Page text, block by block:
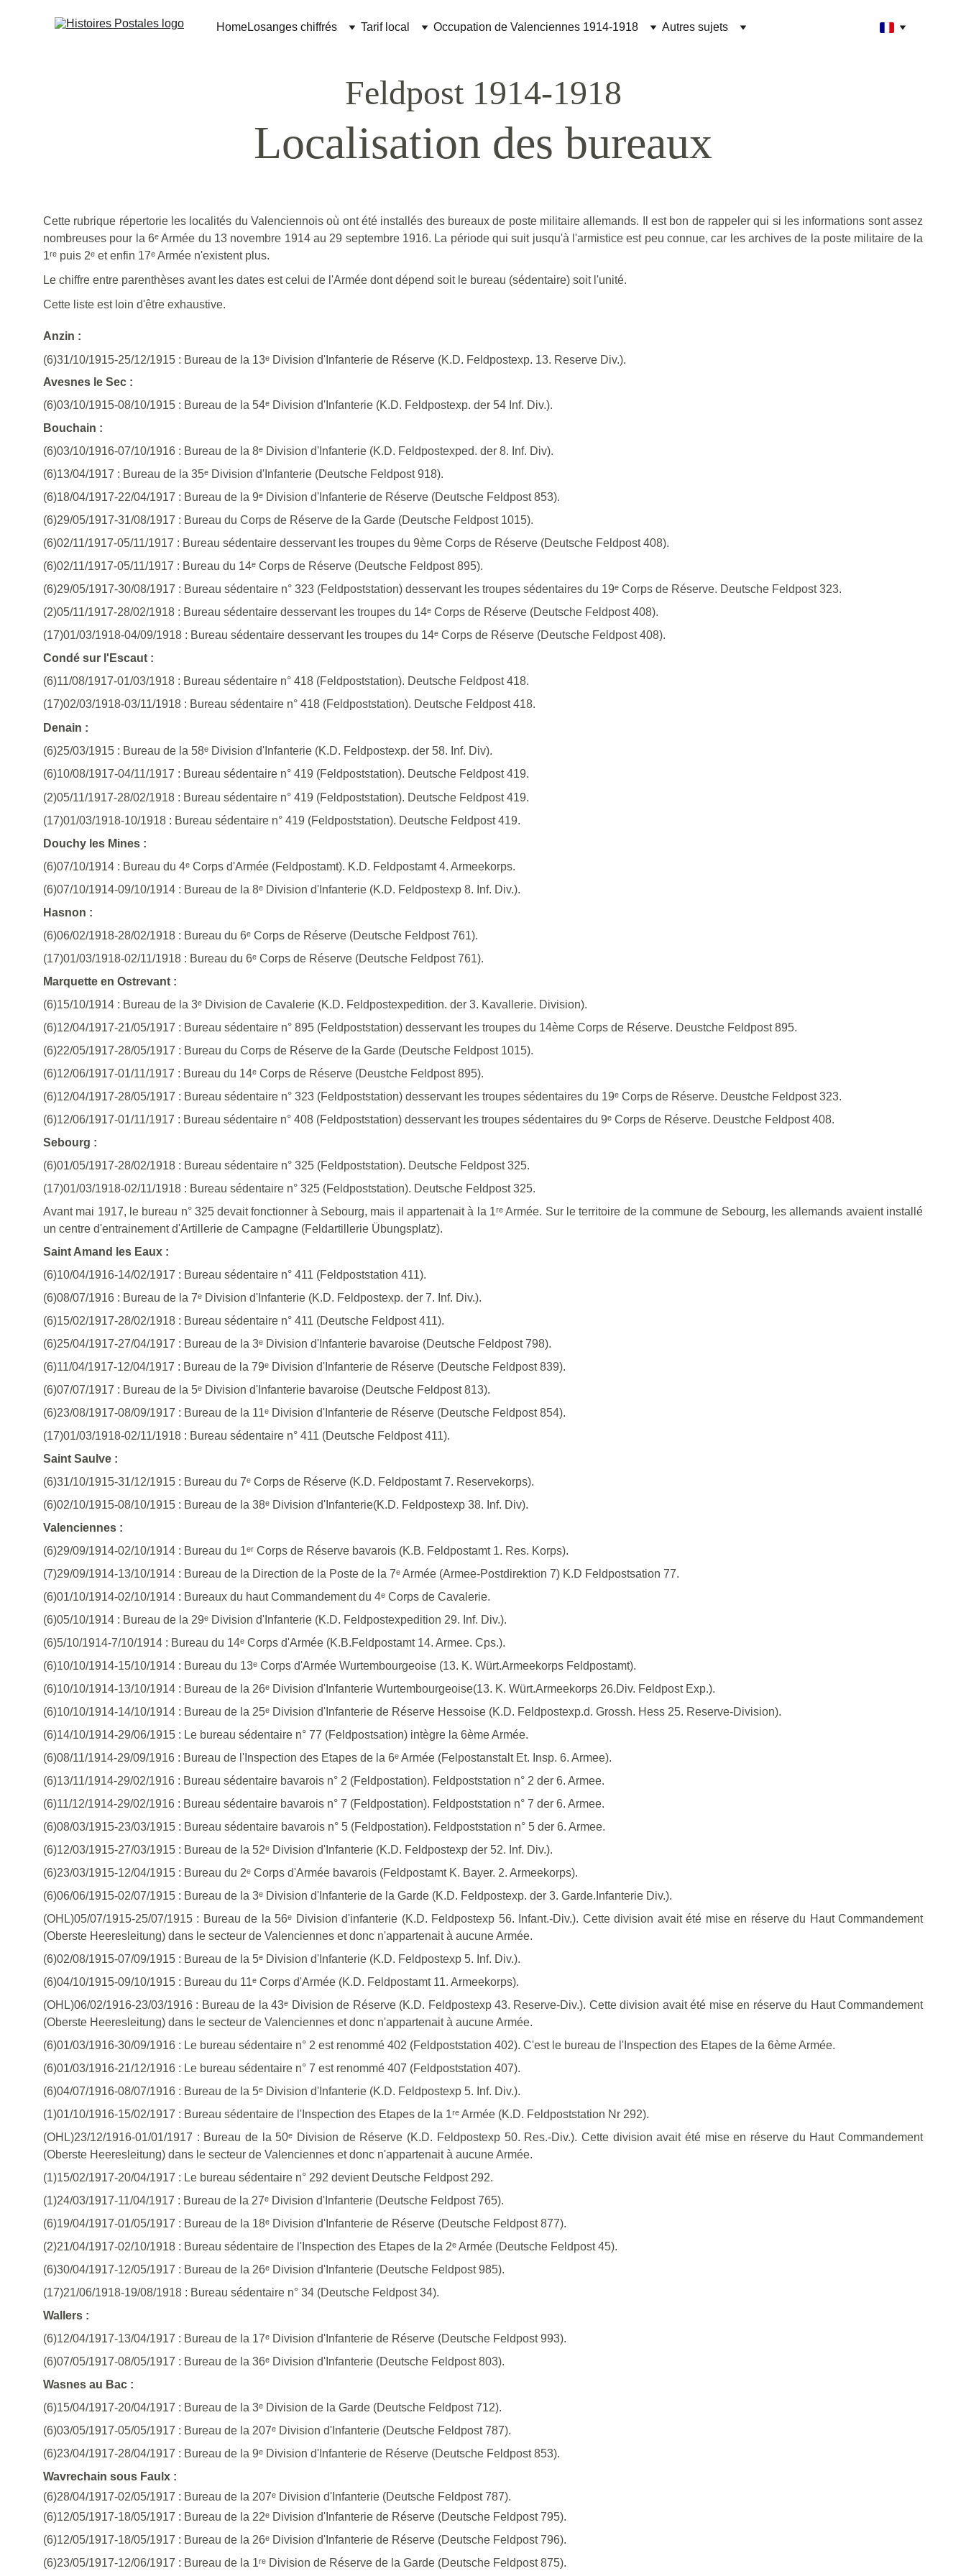
HomeLosanges chiffrés Tarif local Occupation de Valenciennes 1914-1918 Autres sujets
Feldpost 1914-1918
Localisation des bureaux
Cette rubrique répertorie les localités du Valenciennois où ont été installés des bureaux de poste militaire allemands. Il est bon de rappeler qui si les informations sont assez
nombreuses pour la 6ᵉ Armée du 13 novembre 1914 au 29 septembre 1916. La période qui suit jusqu'à l'armistice est peu connue, car les archives de la poste militaire de la
1ʳᵉ puis 2ᵉ et enfin 17ᵉ Armée n'existent plus.
Le chiffre entre parenthèses avant les dates est celui de l'Armée dont dépend soit le bureau (sédentaire) soit l'unité.
Cette liste est loin d'être exhaustive.
Anzin :
(6)31/10/1915-25/12/1915 : Bureau de la 13ᵉ Division d'Infanterie de Réserve (K.D. Feldpostexp. 13. Reserve Div.).
Avesnes le Sec :
(6)03/10/1915-08/10/1915 : Bureau de la 54ᵉ Division d'Infanterie (K.D. Feldpostexp. der 54 Inf. Div.).
Bouchain :
(6)03/10/1916-07/10/1916 : Bureau de la 8ᵉ Division d'Infanterie (K.D. Feldpostexped. der 8. Inf. Div).
(6)13/04/1917 : Bureau de la 35ᵉ Division d'Infanterie (Deutsche Feldpost 918).
(6)18/04/1917-22/04/1917 : Bureau de la 9ᵉ Division d'Infanterie de Réserve (Deutsche Feldpost 853).
(6)29/05/1917-31/08/1917 : Bureau du Corps de Réserve de la Garde (Deutsche Feldpost 1015).
(6)02/11/1917-05/11/1917 : Bureau sédentaire desservant les troupes du 9ème Corps de Réserve (Deutsche Feldpost 408).
(6)02/11/1917-05/11/1917 : Bureau du 14ᵉ Corps de Réserve (Deutsche Feldpost 895).
(6)29/05/1917-30/08/1917 : Bureau sédentaire n° 323 (Feldpoststation) desservant les troupes sédentaires du 19ᵉ Corps de Réserve. Deutsche Feldpost 323.
(2)05/11/1917-28/02/1918 : Bureau sédentaire desservant les troupes du 14ᵉ Corps de Réserve (Deutsche Feldpost 408).
(17)01/03/1918-04/09/1918 : Bureau sédentaire desservant les troupes du 14ᵉ Corps de Réserve (Deutsche Feldpost 408).
Condé sur l'Escaut :
(6)11/08/1917-01/03/1918 : Bureau sédentaire n° 418 (Feldpoststation). Deutsche Feldpost 418.
(17)02/03/1918-03/11/1918 : Bureau sédentaire n° 418 (Feldpoststation). Deutsche Feldpost 418.
Denain :
(6)25/03/1915 : Bureau de la 58ᵉ Division d'Infanterie (K.D. Feldpostexp. der 58. Inf. Div).
(6)10/08/1917-04/11/1917 : Bureau sédentaire n° 419 (Feldpoststation). Deutsche Feldpost 419.
(2)05/11/1917-28/02/1918 : Bureau sédentaire n° 419 (Feldpoststation). Deutsche Feldpost 419.
(17)01/03/1918-10/1918 : Bureau sédentaire n° 419 (Feldpoststation). Deutsche Feldpost 419.
Douchy les Mines :
(6)07/10/1914 : Bureau du 4ᵉ Corps d'Armée (Feldpostamt). K.D. Feldpostamt 4. Armeekorps.
(6)07/10/1914-09/10/1914 : Bureau de la 8ᵉ Division d'Infanterie (K.D. Feldpostexp 8. Inf. Div.).
Hasnon :
(6)06/02/1918-28/02/1918 : Bureau du 6ᵉ Corps de Réserve (Deutsche Feldpost 761).
(17)01/03/1918-02/11/1918 : Bureau du 6ᵉ Corps de Réserve (Deutsche Feldpost 761).
Marquette en Ostrevant :
(6)15/10/1914 : Bureau de la 3ᵉ Division de Cavalerie (K.D. Feldpostexpedition. der 3. Kavallerie. Division).
(6)12/04/1917-21/05/1917 : Bureau sédentaire n° 895 (Feldpoststation) desservant les troupes du 14ème Corps de Réserve. Deustche Feldpost 895.
(6)22/05/1917-28/05/1917 : Bureau du Corps de Réserve de la Garde (Deutsche Feldpost 1015).
(6)12/06/1917-01/11/1917 : Bureau du 14ᵉ Corps de Réserve (Deustche Feldpost 895).
(6)12/04/1917-28/05/1917 : Bureau sédentaire n° 323 (Feldpoststation) desservant les troupes sédentaires du 19ᵉ Corps de Réserve. Deustche Feldpost 323.
(6)12/06/1917-01/11/1917 : Bureau sédentaire n° 408 (Feldpoststation) desservant les troupes sédentaires du 9ᵉ Corps de Réserve. Deustche Feldpost 408.
Sebourg :
(6)01/05/1917-28/02/1918 : Bureau sédentaire n° 325 (Feldpoststation). Deutsche Feldpost 325.
(17)01/03/1918-02/11/1918 : Bureau sédentaire n° 325 (Feldpoststation). Deutsche Feldpost 325.
Avant mai 1917, le bureau n° 325 devait fonctionner à Sebourg, mais il appartenait à la 1ʳᵉ Armée. Sur le territoire de la commune de Sebourg, les allemands avaient installé
un centre d'entrainement d'Artillerie de Campagne (Feldartillerie Übungsplatz).
Saint Amand les Eaux :
(6)10/04/1916-14/02/1917 : Bureau sédentaire n° 411 (Feldpoststation 411).
(6)08/07/1916 : Bureau de la 7ᵉ Division d'Infanterie (K.D. Feldpostexp. der 7. Inf. Div.).
(6)15/02/1917-28/02/1918 : Bureau sédentaire n° 411 (Deutsche Feldpost 411).
(6)25/04/1917-27/04/1917 : Bureau de la 3ᵉ Division d'Infanterie bavaroise (Deutsche Feldpost 798).
(6)11/04/1917-12/04/1917 : Bureau de la 79ᵉ Division d'Infanterie de Réserve (Deutsche Feldpost 839).
(6)07/07/1917 : Bureau de la 5ᵉ Division d'Infanterie bavaroise (Deutsche Feldpost 813).
(6)23/08/1917-08/09/1917 : Bureau de la 11ᵉ Division d'Infanterie de Réserve (Deutsche Feldpost 854).
(17)01/03/1918-02/11/1918 : Bureau sédentaire n° 411 (Deutsche Feldpost 411).
Saint Saulve :
(6)31/10/1915-31/12/1915 : Bureau du 7ᵉ Corps de Réserve (K.D. Feldpostamt 7. Reservekorps).
(6)02/10/1915-08/10/1915 : Bureau de la 38ᵉ Division d'Infanterie(K.D. Feldpostexp 38. Inf. Div).
Valenciennes :
(6)29/09/1914-02/10/1914 : Bureau du 1ᵉʳ Corps de Réserve bavarois (K.B. Feldpostamt 1. Res. Korps).
(7)29/09/1914-13/10/1914 : Bureau de la Direction de la Poste de la 7ᵉ Armée (Armee-Postdirektion 7) K.D Feldpostsation 77.
(6)01/10/1914-02/10/1914 : Bureaux du haut Commandement du 4ᵉ Corps de Cavalerie.
(6)05/10/1914 : Bureau de la 29ᵉ Division d'Infanterie (K.D. Feldpostexpedition 29. Inf. Div.).
(6)5/10/1914-7/10/1914 : Bureau du 14ᵉ Corps d'Armée (K.B.Feldpostamt 14. Armee. Cps.).
(6)10/10/1914-15/10/1914 : Bureau du 13ᵉ Corps d'Armée Wurtembourgeoise (13. K. Würt.Armeekorps Feldpostamt).
(6)10/10/1914-13/10/1914 : Bureau de la 26ᵉ Division d'Infanterie Wurtembourgeoise(13. K. Würt.Armeekorps 26.Div. Feldpost Exp.).
(6)10/10/1914-14/10/1914 : Bureau de la 25ᵉ Division d'Infanterie de Réserve Hessoise (K.D. Feldpostexp.d. Grossh. Hess 25. Reserve-Division).
(6)14/10/1914-29/06/1915 : Le bureau sédentaire n° 77 (Feldpostsation) intègre la 6ème Armée.
(6)08/11/1914-29/09/1916 : Bureau de l'Inspection des Etapes de la 6ᵉ Armée (Felpostanstalt Et. Insp. 6. Armee).
(6)13/11/1914-29/02/1916 : Bureau sédentaire bavarois n° 2 (Feldpostation). Feldpoststation n° 2 der 6. Armee.
(6)11/12/1914-29/02/1916 : Bureau sédentaire bavarois n° 7 (Feldpostation). Feldpoststation n° 7 der 6. Armee.
(6)08/03/1915-23/03/1915 : Bureau sédentaire bavarois n° 5 (Feldpostation). Feldpoststation n° 5 der 6. Armee.
(6)12/03/1915-27/03/1915 : Bureau de la 52ᵉ Division d'Infanterie (K.D. Feldpostexp der 52. Inf. Div.).
(6)23/03/1915-12/04/1915 : Bureau du 2ᵉ Corps d'Armée bavarois (Feldpostamt K. Bayer. 2. Armeekorps).
(6)06/06/1915-02/07/1915 : Bureau de la 3ᵉ Division d'Infanterie de la Garde (K.D. Feldpostexp. der 3. Garde.Infanterie Div.).
(OHL)05/07/1915-25/07/1915 : Bureau de la 56ᵉ Division d'infanterie (K.D. Feldpostexp 56. Infant.-Div.). Cette division avait été mise en réserve du Haut Commandement
(Oberste Heeresleitung) dans le secteur de Valenciennes et donc n'appartenait à aucune Armée.
(6)02/08/1915-07/09/1915 : Bureau de la 5ᵉ Division d'Infanterie (K.D. Feldpostexp 5. Inf. Div.).
(6)04/10/1915-09/10/1915 : Bureau du 11ᵉ Corps d'Armée (K.D. Feldpostamt 11. Armeekorps).
(OHL)06/02/1916-23/03/1916 : Bureau de la 43ᵉ Division de Réserve (K.D. Feldpostexp 43. Reserve-Div.). Cette division avait été mise en réserve du Haut Commandement
(Oberste Heeresleitung) dans le secteur de Valenciennes et donc n'appartenait à aucune Armée.
(6)01/03/1916-30/09/1916 : Le bureau sédentaire n° 2 est renommé 402 (Feldpoststation 402). C'est le bureau de l'Inspection des Etapes de la 6ème Armée.
(6)01/03/1916-21/12/1916 : Le bureau sédentaire n° 7 est renommé 407 (Feldpoststation 407).
(6)04/07/1916-08/07/1916 : Bureau de la 5ᵉ Division d'Infanterie (K.D. Feldpostexp 5. Inf. Div.).
(1)01/10/1916-15/02/1917 : Bureau sédentaire de l'Inspection des Etapes de la 1ʳᵉ Armée (K.D. Feldpoststation Nr 292).
(OHL)23/12/1916-01/01/1917 : Bureau de la 50ᵉ Division de Réserve (K.D. Feldpostexp 50. Res.-Div.). Cette division avait été mise en réserve du Haut Commandement
(Oberste Heeresleitung) dans le secteur de Valenciennes et donc n'appartenait à aucune Armée.
(1)15/02/1917-20/04/1917 : Le bureau sédentaire n° 292 devient Deutsche Feldpost 292.
(1)24/03/1917-11/04/1917 : Bureau de la 27ᵉ Division d'Infanterie (Deutsche Feldpost 765).
(6)19/04/1917-01/05/1917 : Bureau de la 18ᵉ Division d'Infanterie de Réserve (Deutsche Feldpost 877).
(2)21/04/1917-02/10/1918 : Bureau sédentaire de l'Inspection des Etapes de la 2ᵉ Armée (Deutsche Feldpost 45).
(6)30/04/1917-12/05/1917 : Bureau de la 26ᵉ Division d'Infanterie (Deutsche Feldpost 985).
(17)21/06/1918-19/08/1918 : Bureau sédentaire n° 34 (Deutsche Feldpost 34).
Wallers :
(6)12/04/1917-13/04/1917 : Bureau de la 17ᵉ Division d'Infanterie de Réserve (Deutsche Feldpost 993).
(6)07/05/1917-08/05/1917 : Bureau de la 36ᵉ Division d'Infanterie (Deutsche Feldpost 803).
Wasnes au Bac :
(6)15/04/1917-20/04/1917 : Bureau de la 3ᵉ Division de la Garde (Deutsche Feldpost 712).
(6)03/05/1917-05/05/1917 : Bureau de la 207ᵉ Division d'Infanterie (Deutsche Feldpost 787).
(6)23/04/1917-28/04/1917 : Bureau de la 9ᵉ Division d'Infanterie de Réserve (Deutsche Feldpost 853).
Wavrechain sous Faulx :
(6)28/04/1917-02/05/1917 : Bureau de la 207ᵉ Division d'Infanterie (Deutsche Feldpost 787).
(6)12/05/1917-18/05/1917 : Bureau de la 22ᵉ Division d'Infanterie de Réserve (Deutsche Feldpost 795).
(6)12/05/1917-18/05/1917 : Bureau de la 26ᵉ Division d'Infanterie de Réserve (Deutsche Feldpost 796).
(6)23/05/1917-12/06/1917 : Bureau de la 1ʳᵉ Division de Réserve de la Garde (Deutsche Feldpost 875).